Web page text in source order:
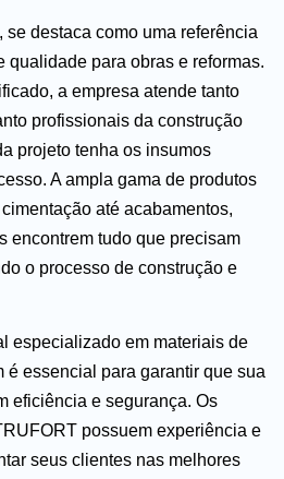
se destaca como uma referência
qualidade para obras e reformas.
a empresa atende tanto
profissionais da construção
projeto tenha os insumos
A ampla gama de produtos
até acabamentos,
encontrem tudo que precisam
o processo de construção e
especializado em materiais de
é essencial para garantir que sua
eficiência e segurança. Os
possuem experiência e
seus clientes nas melhores